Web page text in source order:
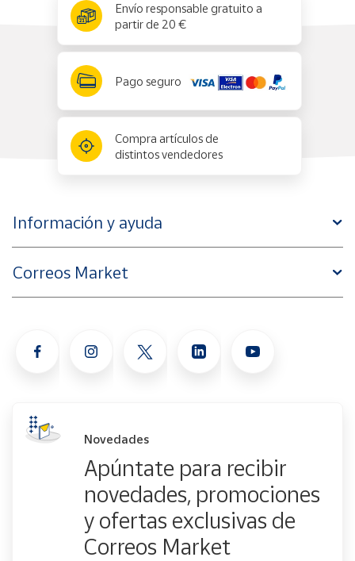
Envío responsable gratuito a
partir de 20 €
Pago seguro
Compra artículos de
distintos vendedores
Información y ayuda
Correos Market
Novedades
Apúntate para recibir
novedades, promociones
y ofertas exclusivas de
Correos Market